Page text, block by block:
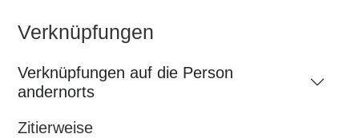
Verknüpfungen
Verknüpfungen auf die Person
andernorts
Zitierweise